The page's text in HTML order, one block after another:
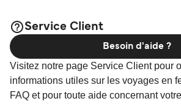
Service Client
Visitez notre page Service Client pour
informations utiles sur les voyages en
FAQ et pour toute aide concernant
Besoin d'aide ?